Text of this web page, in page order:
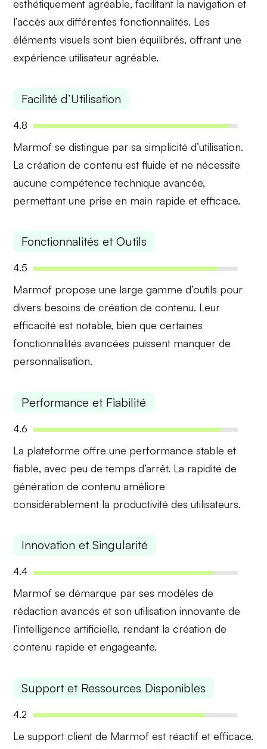
esthétiquement agréable, facilitant la navigation et
l’accès aux différentes fonctionnalités. Les
éléments visuels sont bien équilibrés, offrant une
expérience utilisateur agréable.
Facilité d’Utilisation
4.8
Marmof se distingue par sasimplicité d’utilisation.
La création de contenu est fluide et ne nécessite
aucune compétence technique avancée,
permettant une prise en main rapide et efficace.
Fonctionnalités et Outils
4.5
Marmof propose une large gamme d’outils pour
divers besoins de création de contenu. Leur
efficacité est notable, bien que certaines
fonctionnalités avancées puissent manquer de
personnalisation.
Performance et Fiabilité
4.6
La plateforme offre une performance stable et
fiable, avec peu de temps d’arrêt. La rapidité de
génération de contenu améliore
considérablement la productivité des utilisateurs.
Innovation et Singularité
4.4
Marmof se démarque par ses modèles de
rédaction avancés et son utilisation innovante de
l’intelligence artificielle, rendant la création de
contenu rapide et engageante.
Support et Ressources Disponibles
4.2
Lesupport client de Marmof est réactif et efficace.